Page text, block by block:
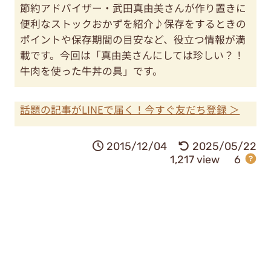
節約アドバイザー・武田真由美さんが作り置きに
便利なストックおかずを紹介♪保存をするときの
ポイントや保存期間の目安など、役立つ情報が満
載です。今回は「真由美さんにしては珍しい？！
牛肉を使った牛丼の具」です。
話題の記事がLINEで届く！今すぐ友だち登録 ＞
2015/12/04
2025/05/22
1,217 view
6